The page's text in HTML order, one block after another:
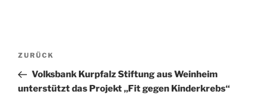
Beitragsnavigation
Vorheriger
Beitrag
ZURÜCK
Volksbank Kurpfalz Stiftung aus Weinheim
unterstützt das Projekt „Fit gegen Kinderkrebs“